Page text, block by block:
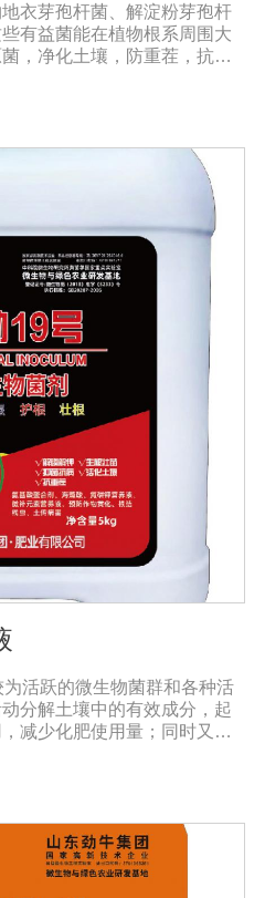
衣芽孢杆菌、解淀粉芽孢杆
有益菌能在植物根系周围大
，净化土壤，防重茬，抗病
害的发生，促生根、吸收
高叶绿素含量，增加叶片干
含量，提高产量、改善品质。
高纯度螯合态可溶性原料，
酸、高度饱和脂肪酸，可刺
产生和调节内源素的平衡，
生长、转色膨果：激活植物
进花芽分化，增加雌花数
提高授粉质量，提高坐果
均匀，果形端正。适宜作
证明本产品在蔬菜、果树、
、苗木、茶树等多种作物上
施、滴灌：苗期亩用量5-10
20公斤。灌根：稀释300-
请根据土壤及作物情况，在专
产品技术指标：有效活菌数
L多肽蛋白>30g/L有机质
存放，禁止暴晒和雨淋。内
剂或含铜物质混用。
活跃的微生物菌群和各种活
分解土壤中的有效成分，起
减少化肥使用量；同时又能
长；并且能产生铁载体、抗
，可以抑制细菌或真菌性病
进植物生长的作用。